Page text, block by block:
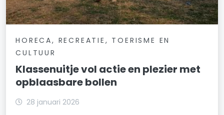
HORECA, RECREATIE, TOERISME EN
CULTUUR
Klassenuitje vol actie en plezier met
opblaasbare bollen
28 januari 2026